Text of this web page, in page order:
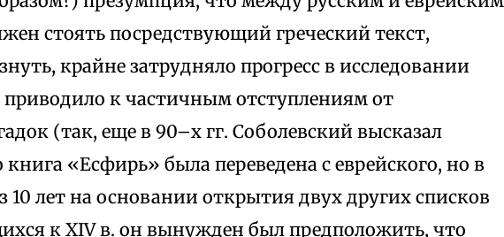
стоять посредствующий греческий текст,
крайне затрудняло прогресс в исследовании
приводило к частичным отступлениям от
(так, еще в 90–х гг. Соболевский высказал
«Есфирь» была переведена с еврейского, но в
10 лет на основании открытия двух других списков
к XIV в. он вынужден был предположить, что